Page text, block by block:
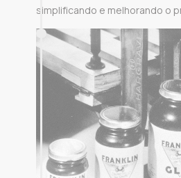
simplificando e melhorando o